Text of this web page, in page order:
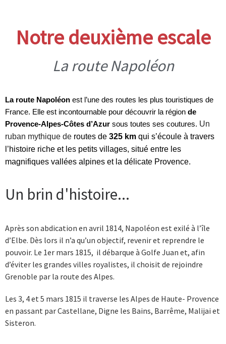
Notre deuxième escale
La route Napoléon
La route Napoléon est l’une des routes les plus touristiques de
France. Elle est incontournable pour découvrir la région de
Provence-Alpes-Côtes d’Azur sous toutes ses coutures. Un
ruban mythique de routes de 325 km qui s’écoule à travers
l’histoire riche et les petits villages, situé entre les
magnifiques vallées alpines et la délicate Provence.
Un brin d'histoire...
Après son abdication en avril 1814, Napoléon est exilé à l’île
d’Elbe. Dès lors il n’a qu’un objectif, revenir et reprendre le
pouvoir. Le 1er mars 1815, il débarque à Golfe Juan et, afin
d’éviter les grandes villes royalistes, il choisit de rejoindre
Grenoble par la route des Alpes.
Les 3, 4 et 5 mars 1815 il traverse les Alpes de Haute- Provence
en passant par Castellane, Digne les Bains, Barrême, Malijai et
Sisteron.